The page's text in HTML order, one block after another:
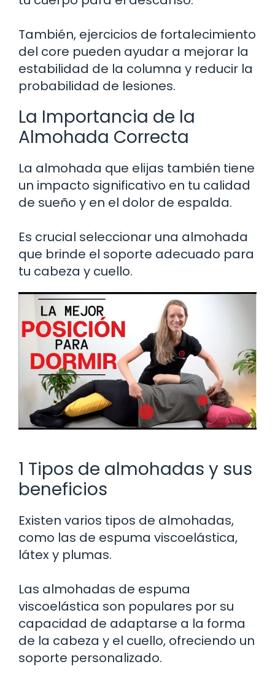
También, ejercicios de fortalecimiento
del core pueden ayudar a mejorar la
estabilidad de la columna y reducir la
probabilidad de lesiones.
La Importancia de la
Almohada Correcta
La almohada que elijas también tiene
un impacto significativo en tu calidad
de sueño y en el dolor de espalda.
Es crucial seleccionar una almohada
que brinde el soporte adecuado para
tu cabeza y cuello.
1 Tipos de almohadas y sus
beneficios
Existen varios tipos de almohadas,
como las de espuma viscoelástica,
látex y plumas.
Las almohadas de espuma
viscoelástica son populares por su
capacidad de adaptarse a la forma
de la cabeza y el cuello, ofreciendo un
soporte personalizado.